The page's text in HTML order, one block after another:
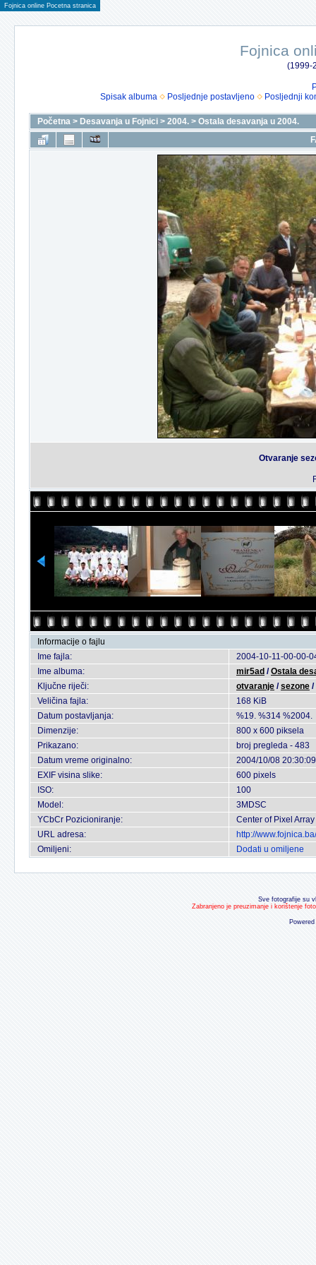
Fojnica online Pocetna stranica
Fojnica
(1999-
Spisak albuma
Posljednje postavljeno Posljednji
Početna > Desavanja u Fojnici > 2004. > Ostala desavanja u 2004.
Otvaranje
Informacije o fajlu
Ime fajla:
2004-10-11-00-00-
Ime albuma:
mir5ad /Ostala
Ključne riječi:
otvaranje /sezone /
Veličina fajla:
168 KiB
Datum postavljanja:
%19. %314 %2004.
Dimenzije:
800 x 600 piksela
Prikazano:
broj pregleda - 483
Datum vreme originalno:
2004/10/08 20:30:09
EXIF visina slike:
600 pixels
ISO:
100
Model:
3MDSC
YCbCr Pozicioniranje:
Center of Pixel Array
URL adresa:
http://
Omiljeni:
Dodati u omiljene
Sve fotografije su
Zabranjeno je preuzimanje i korištenje